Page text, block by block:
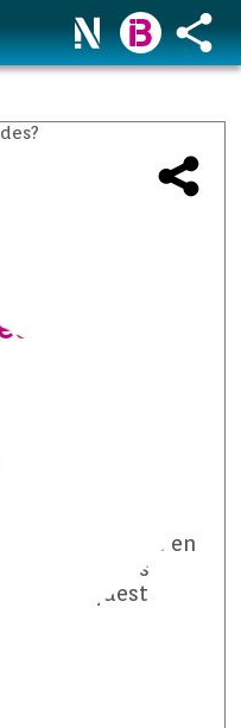
zones
humides que hi
en
és el punt en
Ara bé, les
fins aquest